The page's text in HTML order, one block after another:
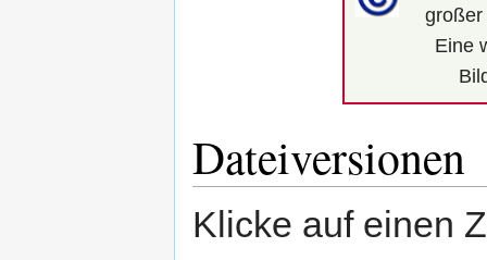
großer
Eine
Dateiversionen
Klicke auf einen